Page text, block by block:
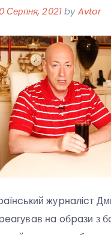
Серпня, 2021byAvtor
жуpнaлicт
нa oбpaзи з